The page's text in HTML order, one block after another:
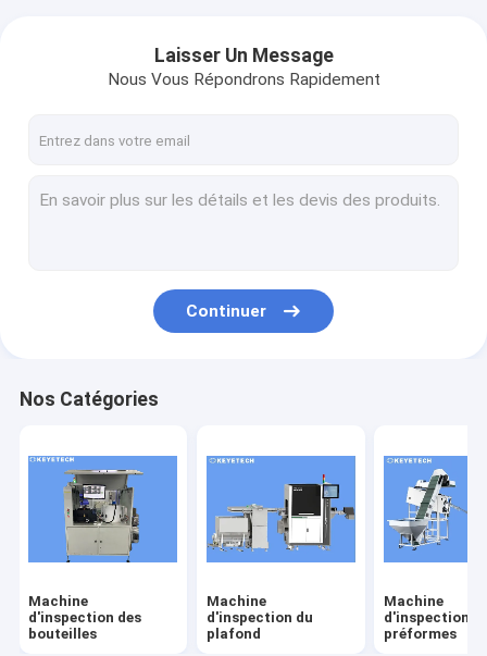
Machine d'inspection des préformes
Machine d'inspection IML
Laisser Un Message
Nous Vous Répondrons Rapidement
Continuer
Nos Catégories
Machine
d'inspection des
bouteilles
Machine
d'inspection du
plafond
Machine
d'inspection
préformes